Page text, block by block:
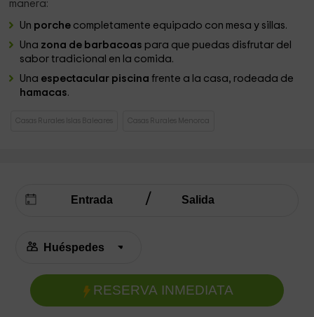
manera:
Un porche completamente equipado con mesa y sillas.
Una zona de barbacoas para que puedas disfrutar del
sabor tradicional en la comida.
Una espectacular piscina frente a la casa, rodeada de
hamacas.
Casas Rurales Islas Baleares Casas Rurales Menorca
RESERVA INMEDIATA